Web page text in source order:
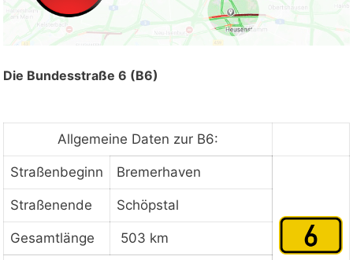
Die Bundesstraße 6 (B6)
Allgemeine Daten zur B6:
Straßenbeginn Bremerhaven
Straßenende Schöpstal
Gesamtlänge 503 km